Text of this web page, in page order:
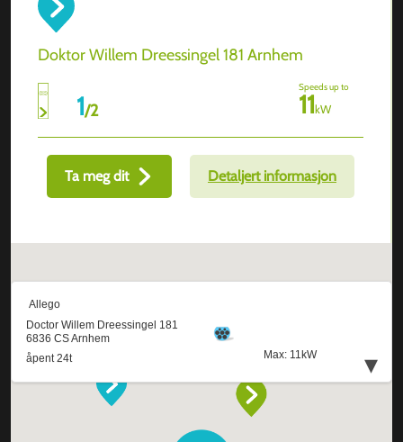
Doktor Willem Dreessingel 181 Arnhem
1/2
Speeds up to
11kW
Ta meg dit Detaljert informasjon